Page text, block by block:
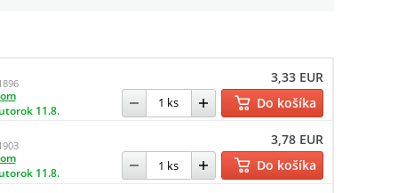
3,33 EUR
utorok 11.8.
Do košíka
3,78 EUR
utorok 11.8.
Do košíka